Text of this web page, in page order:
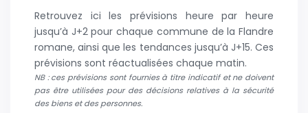
Retrouvez ici les prévisions heure par heure
jusqu’à J+2 pour chaque commune de la Flandre
romane, ainsi que les tendances jusqu’à J+15. Ces
prévisions sont réactualisées chaque matin.
NB : ces prévisions sont fournies à titre indicatif et ne doivent
pas être utilisées pour des décisions relatives à la sécurité
des biens et des personnes.